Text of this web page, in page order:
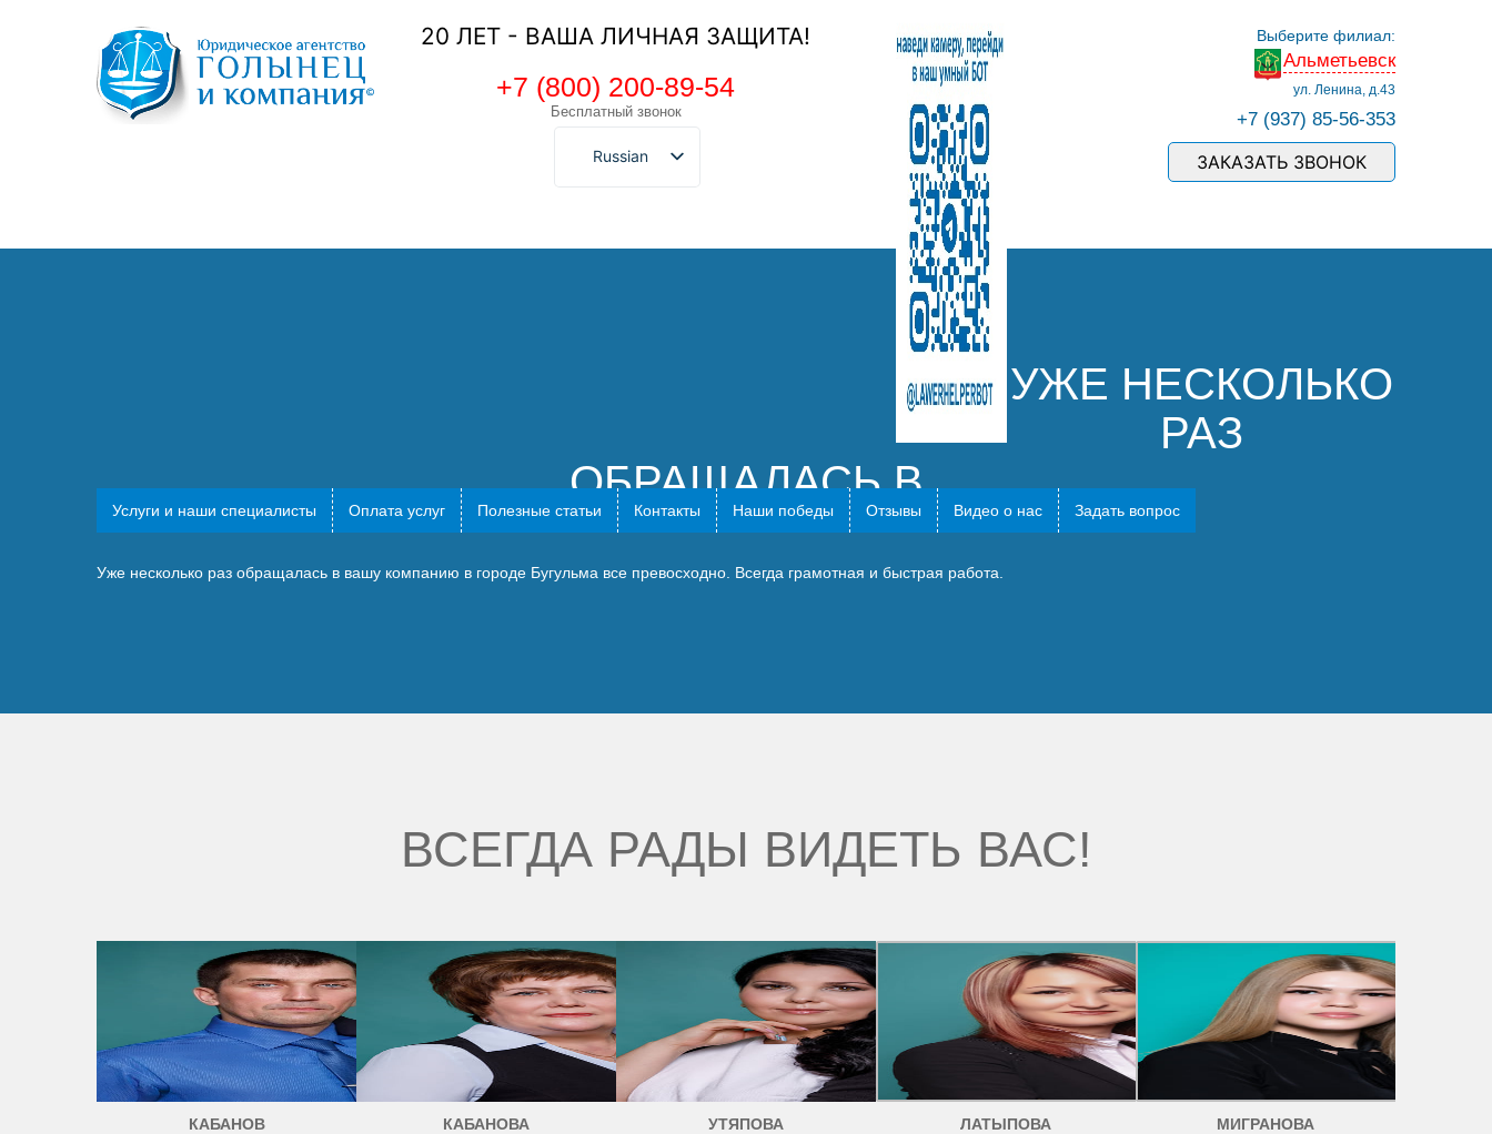
20 ЛЕТ - ВАША ЛИЧНАЯ ЗАЩИТА!
+7 (800) 200-89-54
Бесплатный звонок
Russian
Выберите филиал:
Альметьевск
ул. Ленина, д.43
+7 (937) 85-56-353
ЗАКАЗАТЬ ЗВОНОК
Услуги и наши специалисты Оплата услуг Полезные статьи Контакты Наши победы Отзывы Видео о нас Задать вопрос
УЖЕ НЕСКОЛЬКО
РАЗ
ОБРАЩАЛАСЬ В
Уже несколько раз обращалась в вашу компанию в городе Бугульма все превосходно. Всегда грамотная и быстрая работа.
ВСЕГДА РАДЫ ВИДЕТЬ ВАС!
КАБАНОВ
КАБАНОВА
УТЯПОВА
ЛАТЫПОВА
МИГРАНОВА